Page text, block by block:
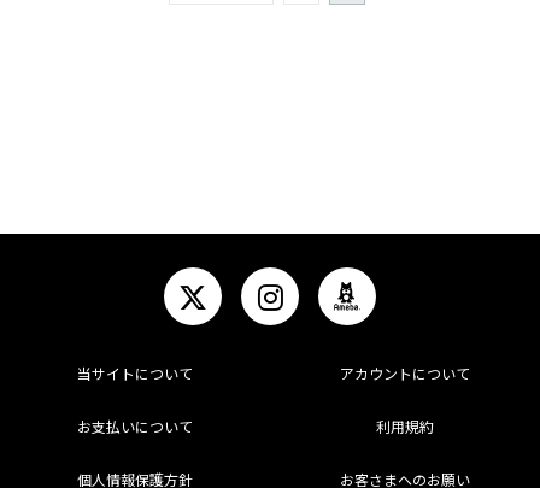
当サイトについて アカウントについて
お支払いについて 利用規約
個人情報保護方針 お客さまへのお願い